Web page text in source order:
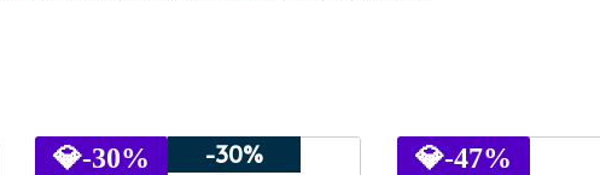
💎-30% -30% 💎-47%